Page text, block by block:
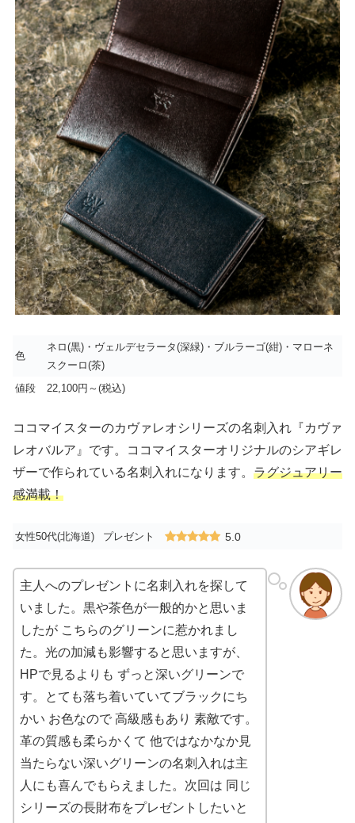
色
ネロ(黒)・ヴェルデセラータ(深緑)・ブルラーゴ(紺)・マローネ
スクーロ(茶)
値段
22,100円～(税込)
ココマイスターのカヴァレオシリーズの名刺入れ『カヴァ
レオバルア』です。ココマイスターオリジナルのシアギレ
ザーで作られている名刺入れになります。 ラグジュアリー
感満載！
女性50代(北海道) プレゼント 5.0
主人へのプレゼントに名刺入れを探して
いました。黒や茶色が一般的かと思いま
したが こちらのグリーンに惹かれまし
た。光の加減も影響すると思いますが、
HPで見るよりも ずっと深いグリーンで
す。とても落ち着いていてブラックにち
かい お色なので 高級感もあり 素敵です。
革の質感も柔らかくて 他ではなかなか見
当たらない深いグリーンの名刺入れは主
人にも喜んでもらえました。次回は 同じ
シリーズの長財布をプレゼントしたいと